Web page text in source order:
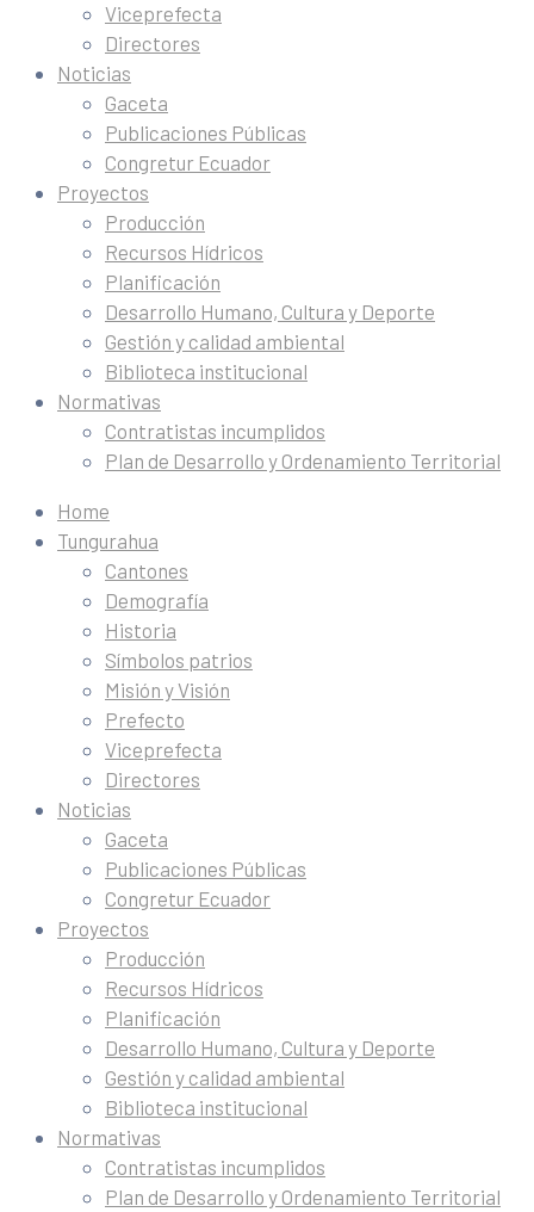
Viceprefecta
Directores
Noticias
Gaceta
Publicaciones Públicas
Congretur Ecuador
Proyectos
Producción
Recursos Hídricos
Planificación
Desarrollo Humano, Cultura y Deporte
Gestión y calidad ambiental
Biblioteca institucional
Normativas
Contratistas incumplidos
Plan de Desarrollo y Ordenamiento Territorial
Home
Tungurahua
Cantones
Demografía
Historia
Símbolos patrios
Misión y Visión
Prefecto
Viceprefecta
Directores
Noticias
Gaceta
Publicaciones Públicas
Congretur Ecuador
Proyectos
Producción
Recursos Hídricos
Planificación
Desarrollo Humano, Cultura y Deporte
Gestión y calidad ambiental
Biblioteca institucional
Normativas
Contratistas incumplidos
Plan de Desarrollo y Ordenamiento Territorial